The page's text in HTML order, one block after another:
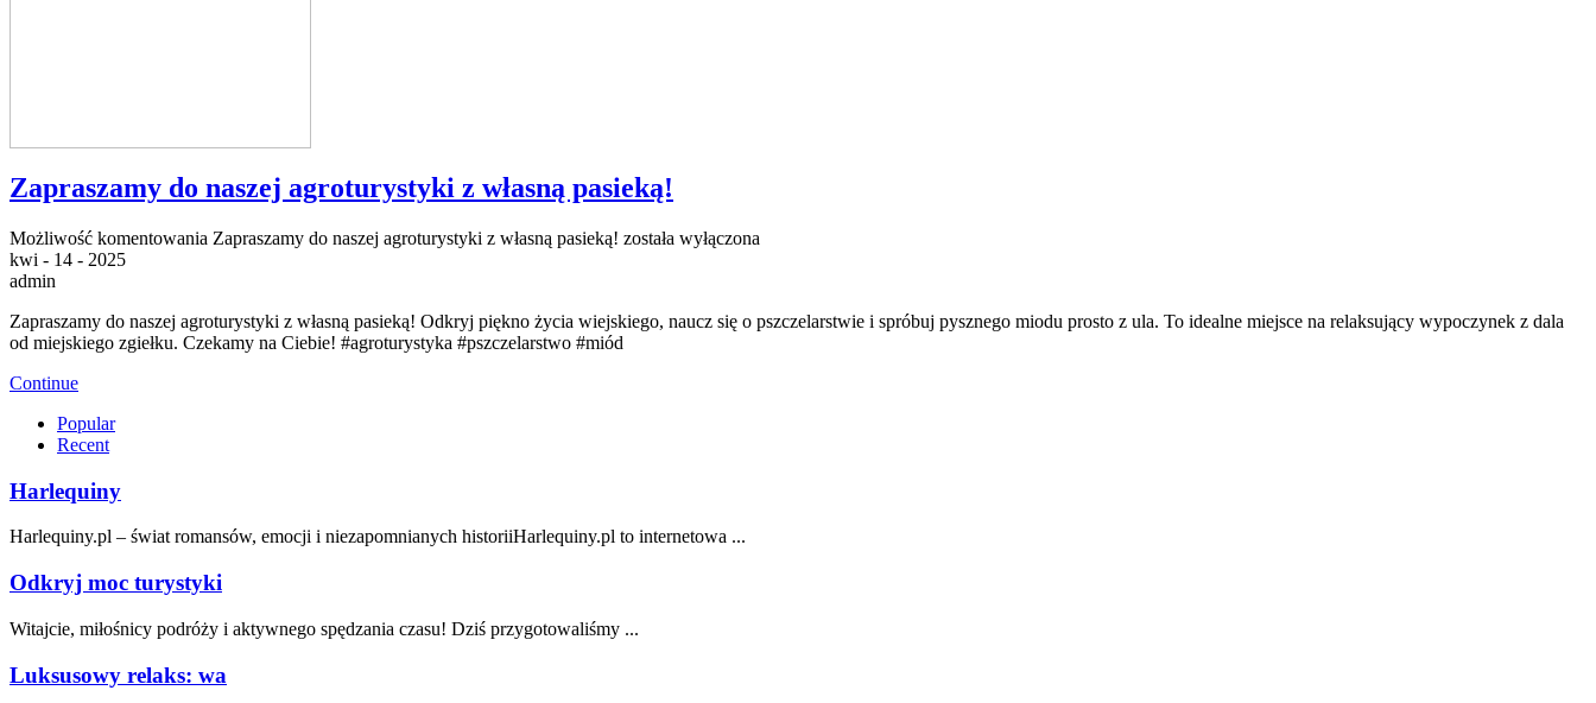
Zapraszamy do naszej agroturystyki z własną pasieką!
Możliwość komentowania Zapraszamy do naszej agroturystyki z własną pasieką! została wyłączona
kwi - 14 - 2025
admin
Zapraszamy do naszej agroturystyki z własną pasieką! Odkryj piękno życia wiejskiego, naucz się o pszczelarstwie i spróbuj pysznego miodu prosto z ula. To idealne miejsce na relaksujący wypoczynek z dala
od miejskiego zgiełku. Czekamy na Ciebie! #agroturystyka #pszczelarstwo #miód
Continue
Popular
Recent
Harlequiny
Harlequiny.pl – świat romansów, emocji i niezapomnianych historiiHarlequiny.pl to internetowa ...
Odkryj moc turystyki
Witajcie,‌ miłośnicy podróży i aktywnego spędzania czasu! ​Dziś przygotowaliśmy ...
Luksusowy relaks: wa